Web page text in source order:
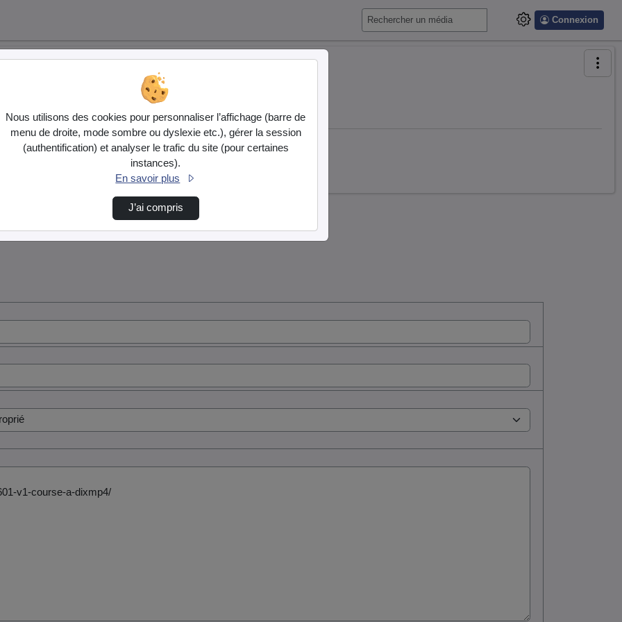
Connexion
Nous utilisons des cookies pour personnaliser l’affichage (barre de
menu de droite, mode sombre ou dyslexie etc.), gérer la session
(authentification) et analyser le trafic du site (pour certaines
instances).
En savoir plus
J’ai compris